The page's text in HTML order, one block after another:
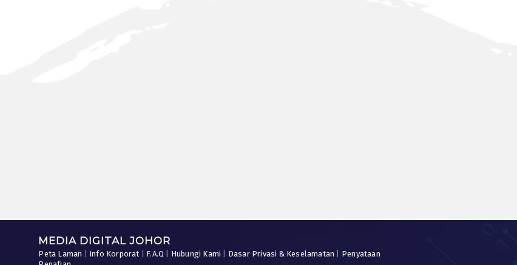
MEDIA DIGITAL JOHOR
Peta Laman Info Korporat F.A.Q Hubungi Kami Dasar Privasi & Keselamatan
Penyataan